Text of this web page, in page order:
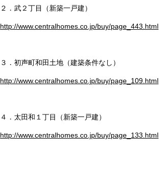
２．武２丁目（新築一戸建）
http://www.centralhomes.co.jp/buy/page_443.html
３．初声町和田土地（建築条件なし）
http://www.centralhomes.co.jp/buy/page_109.html
４．太田和１丁目（新築一戸建）
http://www.centralhomes.co.jp/buy/page_133.html